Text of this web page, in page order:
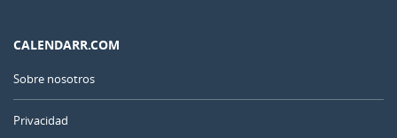
CALENDARR.COM
Sobre nosotros
Privacidad